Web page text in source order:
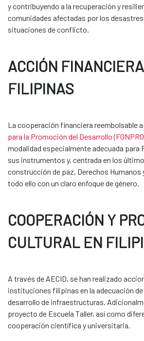
y contribuyendo a la recuperación y
comunidades afectadas por los
situaciones de conflicto.
ACCIÓN
FILIPINAS
La cooperación financiera reembolsable
para la Promoción del Desarrollo
modalidad especialmente adecuada para
sus instrumentos y, centrada en los
construcción de paz, Derechos Humanos
todo ello con un claro enfoque de género.
COOPERACIÓN Y
CULTURAL EN
A través de AECID, se han realizado
instituciones filipinas en la adecuación
desarrollo de infraestructuras.
proyecto de Escuela Taller, así como
cooperación científica y universitaria.